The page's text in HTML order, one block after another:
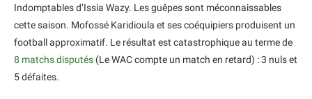
Indomptables d’Issia Wazy. Les guêpes sont méconnaissables
cette saison. Mofossé Karidioula et ses coéquipiers produisent un
football approximatif. Le résultat est catastrophique au terme de
8 matchs disputés (Le WAC compte un match en retard) : 3 nuls et
5 défaites.